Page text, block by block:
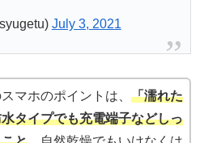
July 3, 2021
マホのポイントは、 「濡れた
タイプでも充電端子などしっ